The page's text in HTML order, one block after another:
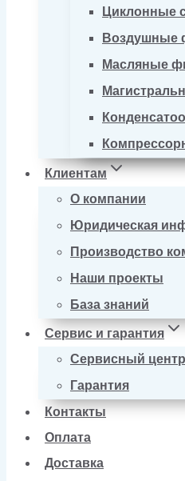
Циклонные
Воздушные
Масляные
Клиентам
О компании
Юридическая
Производство
Наши проекты
База знаний
Сервис и гарантия
Сервисный центр
Гарантия
Контакты
Оплата
Доставка